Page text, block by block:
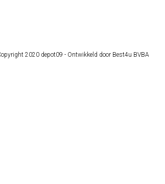
2020 depot09 - Ontwikkeld door Best4u BVBA